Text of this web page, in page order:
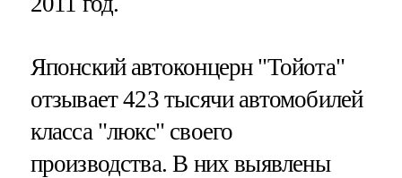
Японский автоконцерн "Тойота"
отзывает 423 тысячи автомобилей
класса "люкс" своего
производства. В них выявлены